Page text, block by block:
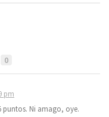
0
pm
Ni amago, oye.